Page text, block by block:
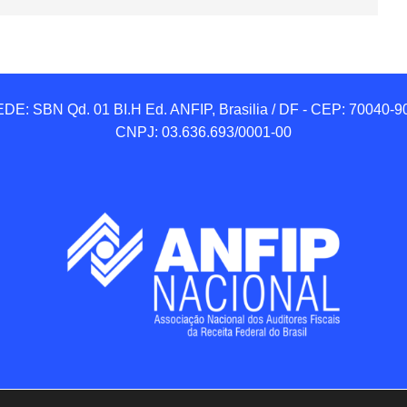
SBN Qd. 01 BI.H Ed. ANFIP, Brasilia / DF - CEP: 70040-
CNPJ: 03.636.693/0001-00